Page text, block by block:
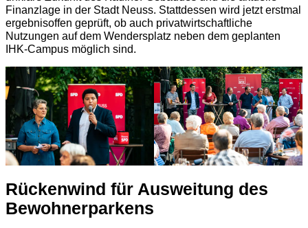
Finanzlage in der Stadt Neuss. Stattdessen wird jetzt erstmal
ergebnisoffen geprüft, ob auch privatwirtschaftliche
Nutzungen auf dem Wendersplatz neben dem geplanten
IHK-Campus möglich sind.
Rückenwind für Ausweitung des
Bewohnerparkens